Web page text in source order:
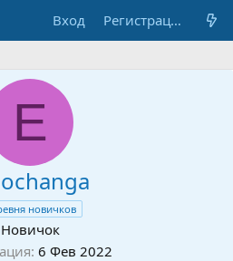
Вход Регистрация
E
новичков
Новичок
6 Фев 2022